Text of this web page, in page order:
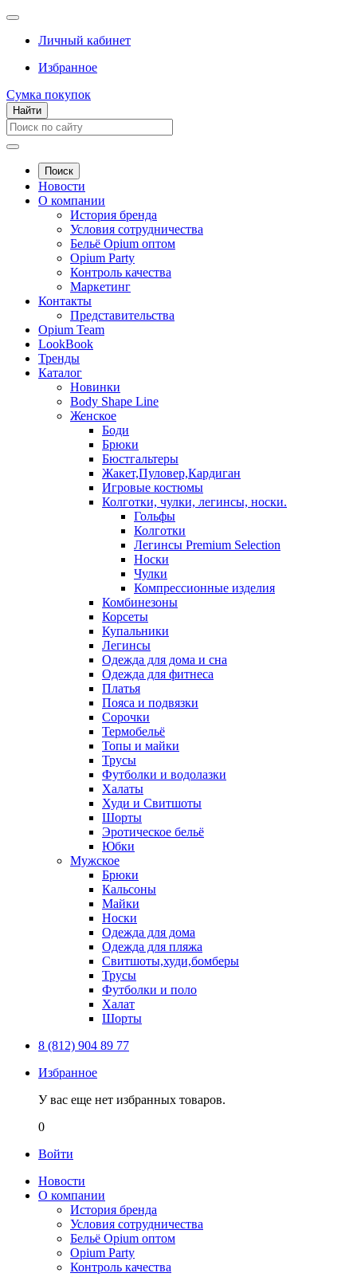
Личный кабинет
Избранное
Сумка покупок
Найти
Поиск
Новости
О компании
История бренда
Условия сотрудничества
Бельё Opium оптом
Opium Party
Контроль качества
Маркетинг
Контакты
Представительства
Opium Team
LookBook
Тренды
Каталог
Новинки
Body Shape Line
Женское
Боди
Брюки
Бюстгальтеры
Жакет,Пуловер,Кардиган
Игровые костюмы
Колготки, чулки, легинсы, носки.
Гольфы
Колготки
Легинсы Premium Selection
Носки
Чулки
Компрессионные изделия
Комбинезоны
Корсеты
Купальники
Легинсы
Одежда для дома и сна
Одежда для фитнеса
Платья
Пояса и подвязки
Сорочки
Термобельё
Топы и майки
Трусы
Футболки и водолазки
Халаты
Худи и Свитшоты
Шорты
Эротическое бельё
Юбки
Мужское
Брюки
Кальсоны
Майки
Носки
Одежда для дома
Одежда для пляжа
Свитшоты,худи,бомберы
Трусы
Футболки и поло
Халат
Шорты
8 (812) 904 89 77
Избранное
У вас еще нет избранных товаров.
0
Войти
Новости
О компании
История бренда
Условия сотрудничества
Бельё Opium оптом
Opium Party
Контроль качества